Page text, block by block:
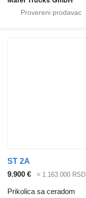
ST 2A
9.900 €
≈ 1.163.000 RSD
Prikolica sa ceradom